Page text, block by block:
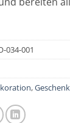
034-001
,